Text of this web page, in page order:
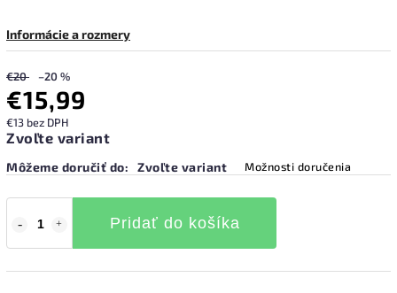
Informácie a rozmery
€20 –20 %
€15,99
€13 bez DPH
Zvoľte variant
Môžeme doručiť do: Zvoľte variant Možnosti doručenia
Pridať do košíka